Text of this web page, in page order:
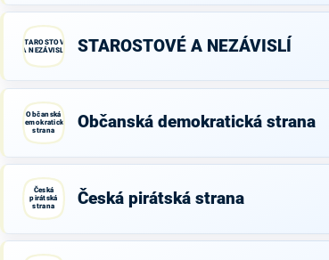
STAROSTOVÉ
A NEZÁVISLÍ
STAROSTOVÉ A NEZÁVISLÍ
Občanská
demokratická
strana
Občanská demokratická strana
Česká
pirátská
strana
Česká pirátská strana